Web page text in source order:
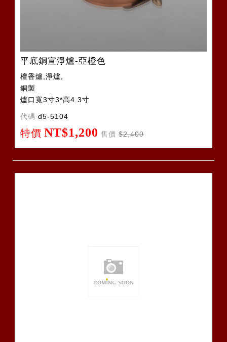
平底銅宣淨爐-亞橙色
檀香爐,淨爐,
銅製
爐口寬3寸3*高4.3寸
代碼 d5-5104
特價 NT$1,200 售價 $2,400